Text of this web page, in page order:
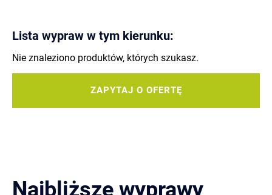
Lista wypraw w tym kierunku:
Nie znaleziono produktów, których szukasz.
ZAPYTAJ O OFERTĘ
Najbliższe wyprawy